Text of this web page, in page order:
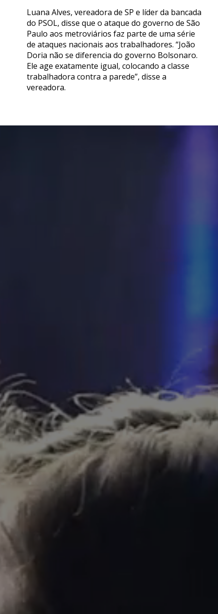
Luana Alves, vereadora de SP e líder da bancada
do PSOL, disse que o ataque do governo de São
Paulo aos metroviários faz parte de uma série
de ataques nacionais aos trabalhadores. “João
Doria não se diferencia do governo Bolsonaro.
Ele age exatamente igual, colocando a classe
trabalhadora contra a parede”, disse a
vereadora.